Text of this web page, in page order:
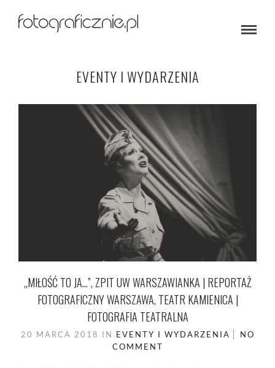
EVENTY I WYDARZENIA
„MIŁOŚĆ TO JA…”, ZPIT UW WARSZAWIANKA | REPORTAŻ
FOTOGRAFICZNY WARSZAWA, TEATR KAMIENICA |
FOTOGRAFIA TEATRALNA
20 MARCA 2018 IN EVENTY I WYDARZENIA
NO
COMMENT